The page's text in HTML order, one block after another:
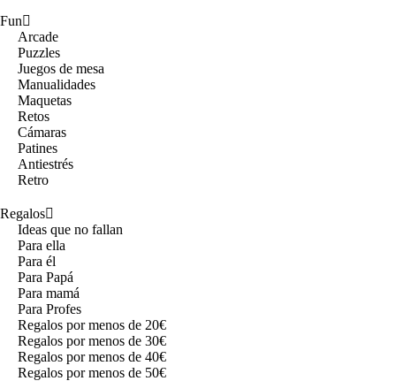
Fun
Arcade
Puzzles
Juegos de mesa
Manualidades
Maquetas
Retos
Cámaras
Patines
Antiestrés
Retro
Regalos
Ideas que no fallan
Para ella
Para él
Para Papá
Para mamá
Para Profes
Regalos por menos de 20€
Regalos por menos de 30€
Regalos por menos de 40€
Regalos por menos de 50€